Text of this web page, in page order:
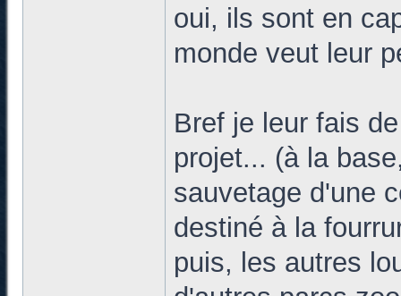
oui, ils sont en
monde veut leur
Bref je leur fais
projet... (à la
sauvetage d'une
destiné à la
puis, les autres